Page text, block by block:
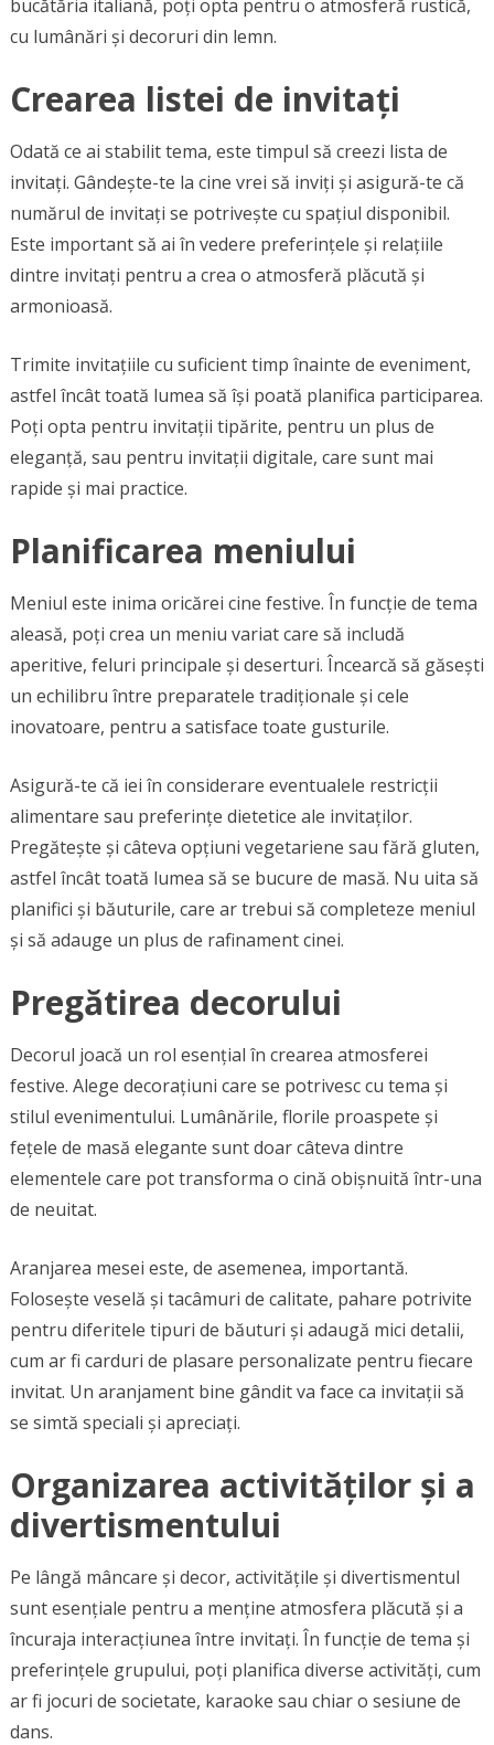
bucătăria italiană, poți opta pentru o atmosferă rustică,
cu lumânări și decoruri din lemn.
Crearea listei de invitați
Odată ce ai stabilit tema, este timpul să creezi lista de
invitați. Gândește-te la cine vrei să inviți și asigură-te că
numărul de invitați se potrivește cu spațiul disponibil.
Este important să ai în vedere preferințele și relațiile
dintre invitați pentru a crea o atmosferă plăcută și
armonioasă.
Trimite invitațiile cu suficient timp înainte de eveniment,
astfel încât toată lumea să își poată planifica participarea.
Poți opta pentru invitații tipărite, pentru un plus de
eleganță, sau pentru invitații digitale, care sunt mai
rapide și mai practice.
Planificarea meniului
Meniul este inima oricărei cine festive. În funcție de tema
aleasă, poți crea un meniu variat care să includă
aperitive, feluri principale și deserturi. Încearcă să găsești
un echilibru între preparatele tradiționale și cele
inovatoare, pentru a satisface toate gusturile.
Asigură-te că iei în considerare eventualele restricții
alimentare sau preferințe dietetice ale invitaților.
Pregătește și câteva opțiuni vegetariene sau fără gluten,
astfel încât toată lumea să se bucure de masă. Nu uita să
planifici și băuturile, care ar trebui să completeze meniul
și să adauge un plus de rafinament cinei.
Pregătirea decorului
Decorul joacă un rol esențial în crearea atmosferei
festive. Alege decorațiuni care se potrivesc cu tema și
stilul evenimentului. Lumânările, florile proaspete și
fețele de masă elegante sunt doar câteva dintre
elementele care pot transforma o cină obișnuită într-una
de neuitat.
Aranjarea mesei este, de asemenea, importantă.
Folosește veselă și tacâmuri de calitate, pahare potrivite
pentru diferitele tipuri de băuturi și adaugă mici detalii,
cum ar fi carduri de plasare personalizate pentru fiecare
invitat. Un aranjament bine gândit va face ca invitații să
se simtă speciali și apreciați.
Organizarea activităților și a
divertismentului
Pe lângă mâncare și decor, activitățile și divertismentul
sunt esențiale pentru a menține atmosfera plăcută și a
încuraja interacțiunea între invitați. În funcție de tema și
preferințele grupului, poți planifica diverse activități, cum
ar fi jocuri de societate, karaoke sau chiar o sesiune de
dans.